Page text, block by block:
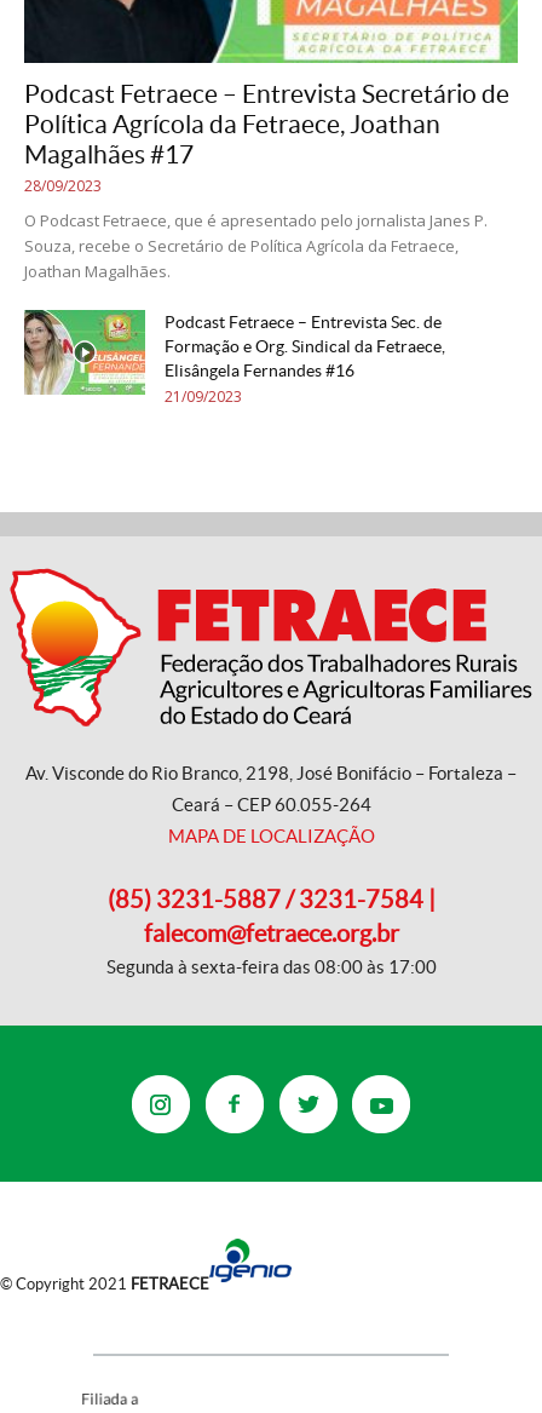
Podcast Fetraece – Entrevista Secretário de
Política Agrícola da Fetraece, Joathan
Magalhães #17
28/09/2023
O Podcast Fetraece, que é apresentado pelo jornalista Janes P.
Souza, recebe o Secretário de Política Agrícola da Fetraece,
Joathan Magalhães.
Podcast Fetraece – Entrevista Sec. de
Formação e Org. Sindical da Fetraece,
Elisângela Fernandes #16
21/09/2023
Av. Visconde do Rio Branco, 2198, José Bonifácio – Fortaleza –
Ceará – CEP 60.055-264
MAPA DE LOCALIZAÇÃO
(85) 3231-5887 / 3231-7584 |
falecom@fetraece.org.br
Segunda à sexta-feira das 08:00 às 17:00
© Copyright 2021 FETRAECE